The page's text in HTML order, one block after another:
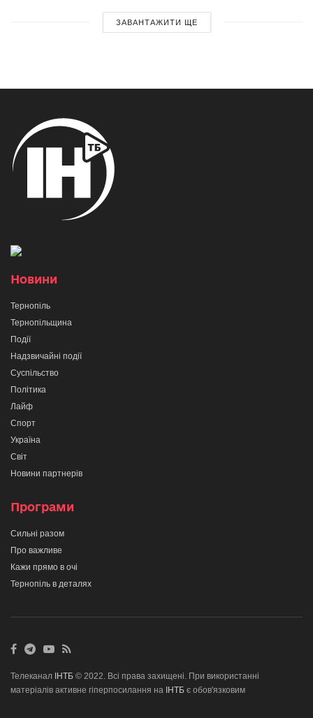
ЗАВАНТАЖИТИ ЩЕ
Новини
Тернопіль
Тернопільщина
Події
Надзвичайні події
Суспільство
Політика
Лайф
Спорт
Україна
Світ
Новини партнерів
Програми
Сильні разом
Про важливе
Кажи прямо в очі
Тернопіль в деталях
Телеканал ІНТБ © 2022. Всі права захищені. При використанні
матеріалів активне гіперпосилання на ІНТБ є обов'язковим